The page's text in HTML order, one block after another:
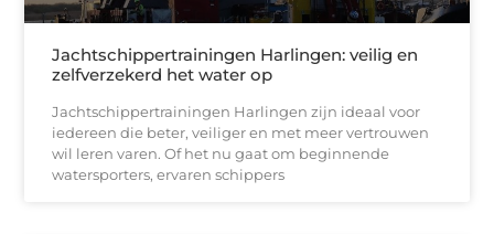
Jachtschippertrainingen Harlingen: veilig en
zelfverzekerd het water op
Jachtschippertrainingen Harlingen zijn ideaal voor
iedereen die beter, veiliger en met meer vertrouwen
wil leren varen. Of het nu gaat om beginnende
watersporters, ervaren schippers